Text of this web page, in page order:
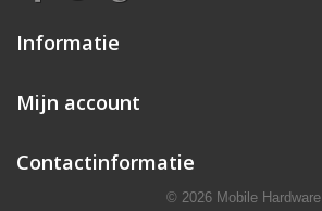
Informatie
Mijn account
Contactinformatie
© 2026 Mobile Hardware